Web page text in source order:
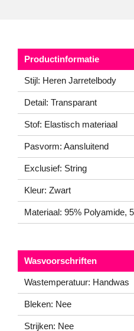
Productinformatie
Stijl: Heren Jarretelbody
Detail: Transparant
Stof: Elastisch materiaal
Pasvorm: Aansluitend
Exclusief: String
Kleur: Zwart
Materiaal: 95% Polyamide,
Wasvoorschriften
Wastemperatuur: Handwas
Bleken: Nee
Strijken: Nee